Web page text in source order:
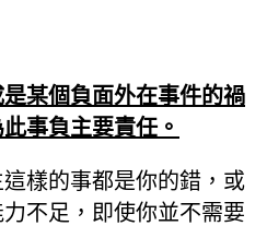
某個負面外在事件的禍
事負主要責任。
樣的事都是你的錯，或
不足，即使你並不需要